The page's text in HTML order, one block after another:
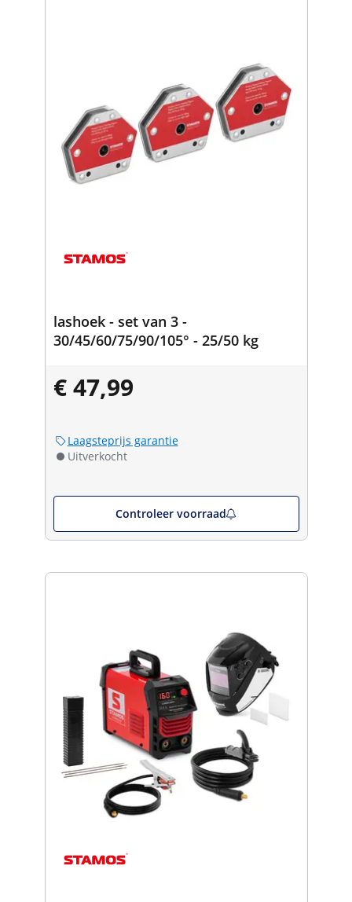
lashoek - set van 3 -
30/45/60/75/90/105° - 25/50 kg
€ 47,99
Laagsteprijs garantie
Uitverkocht
Controleer voorraad